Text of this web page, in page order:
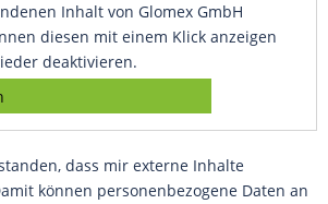
Inhalt von Glomex GmbH
diesen mit einem Klick anzeigen
deaktivieren.
dass mir externe Inhalte
können personenbezogene Daten an